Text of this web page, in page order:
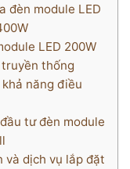
đèn module LED
LED 200W
thống
năng điều
tư đèn module
và dịch vụ lắp đặt